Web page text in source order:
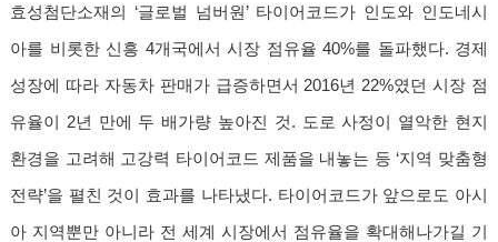
효성첨단소재의 ‘글로벌 넘버원’ 타이어코드가 인도와 인도네시
아를 비롯한 신흥 4개국에서 시장 점유율 40%를 돌파했다. 경제
성장에 따라 자동차 판매가 급증하면서 2016년 22%였던 시장 점
유율이 2년 만에 두 배가량 높아진 것. 도로 사정이 열악한 현지
환경을 고려해 고강력 타이어코드 제품을 내놓는 등 ‘지역 맞춤형
전략’을 펼친 것이 효과를 나타냈다. 타이어코드가 앞으로도 아시
아 지역뿐만 아니라 전 세계 시장에서 점유율을 확대해나가길 기